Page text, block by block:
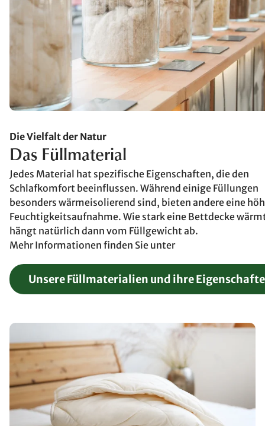
Die Vielfalt der Natur
Das Füllmaterial
Jedes Material hat spezifische Eigenschaften, die den
Schlafkomfort beeinflussen. Während einige Füllungen
besonders wärmeisolierend sind, bieten andere eine
Feuchtigkeitsaufnahme. Wie stark eine Bettdecke
hängt natürlich dann vom Füllgewicht ab.
Mehr Informationen finden Sie unter
Unsere Füllmaterialien und ihre